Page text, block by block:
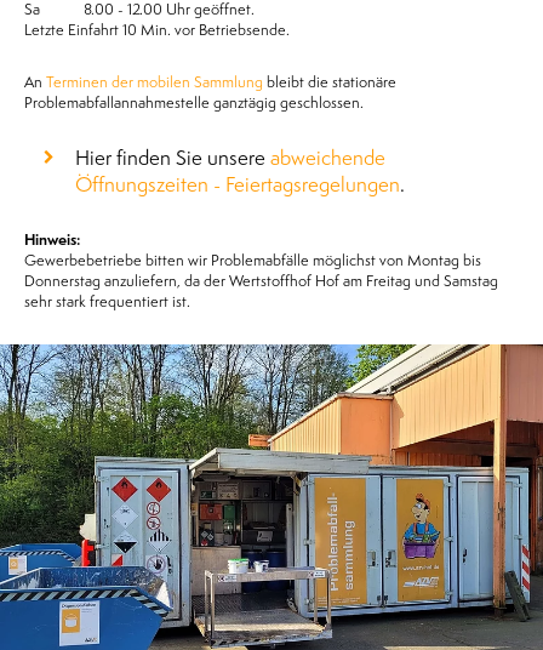
Sa 8.00 - 12.00 Uhr geöffnet.
Letzte Einfahrt 10 Min. vor Betriebsende.
An Terminen der mobilen Sammlung bleibt die stationäre
Problemabfallannahmestelle ganztägig geschlossen.
Hier finden Sie unsere abweichende
Öffnungszeiten - Feiertagsregelungen.
Hinweis:
Gewerbebetriebe bitten wir Problemabfälle möglichst von Montag bis
Donnerstag anzuliefern, da der Wertstoffhof Hof am Freitag und Samstag
sehr stark frequentiert ist.